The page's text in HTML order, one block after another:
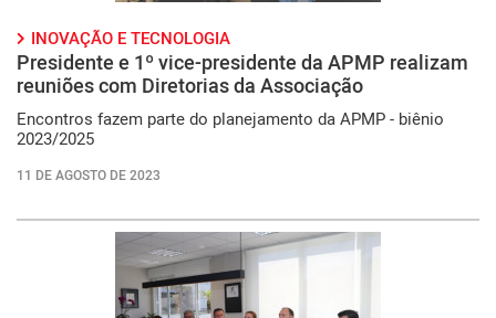
INOVAÇÃO E TECNOLOGIA
Presidente e 1º vice-presidente da APMP realizam
reuniões com Diretorias da Associação
Encontros fazem parte do planejamento da APMP - biênio
2023/2025
11 DE AGOSTO DE 2023